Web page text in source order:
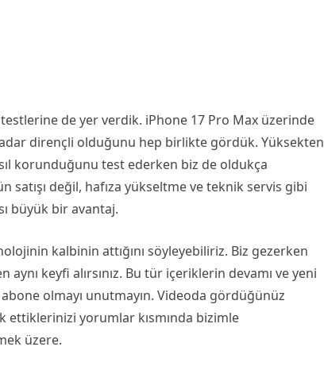
testlerine de yer verdik. iPhone 17 Pro Max üzerinde
dirençli olduğunu hep birlikte gördük. Yüksekten
korunduğunu test ederken biz de oldukça
satışı değil, hafıza yükseltme ve teknik servis gibi
büyük bir avantaj.
kalbinin attığını söyleyebiliriz. Biz gezerken
keyfi alırsınız. Bu tür içeriklerin devamı ve yeni
olmayı unutmayın. Videoda gördüğünüz
ettiklerinizi yorumlar kısmında bizimle
üzere.